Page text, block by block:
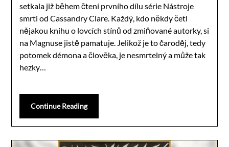
setkala již během čtení prvního dílu série Nástroje
smrti od Cassandry Clare. Každý, kdo někdy četl
nějakou knihu o lovcích stínů od zmiňované autorky, si
na Magnuse jistě pamatuje. Jelikož je to čaroděj, tedy
potomek démona a člověka, je nesmrtelný a může tak
hezky…
Continue Reading